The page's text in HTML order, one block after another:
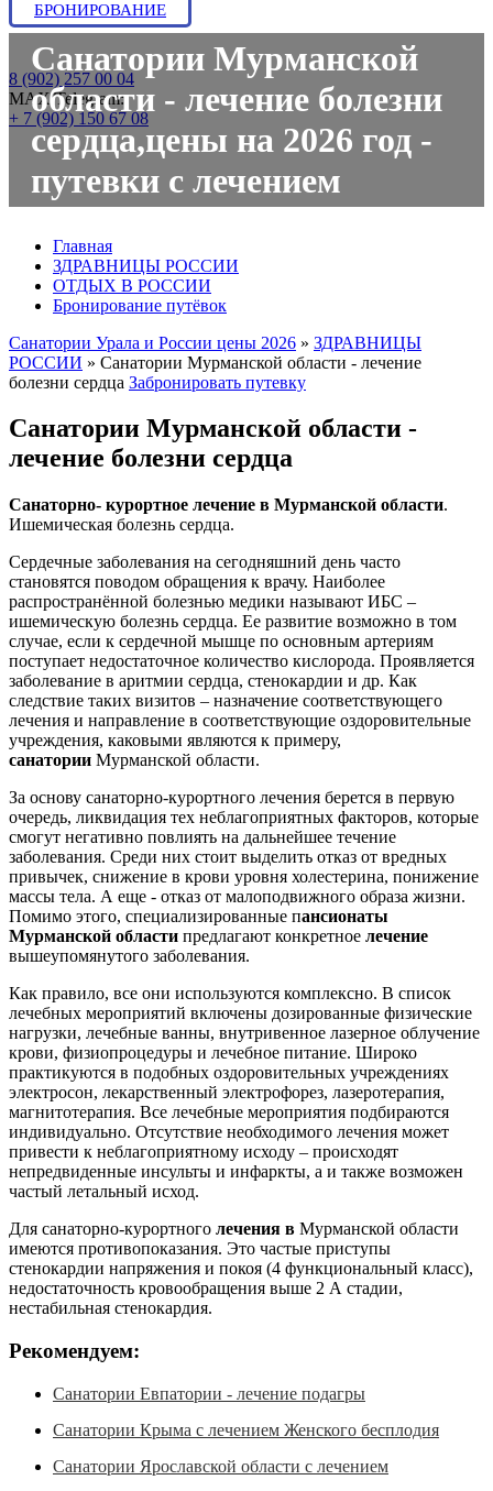
БРОНИРОВАНИЕ
8 (902) 257 00 04
МАХ/Telegram:
+ 7 (902) 150 67 08
Санатории Мурманской
области - лечение болезни
сердца,цены на 2026 год -
путевки с лечением
Главная
ЗДРАВНИЦЫ РОССИИ
ОТДЫХ В РОССИИ
Бронирование путёвок
Санатории Урала и России цены 2026 » ЗДРАВНИЦЫ
РОССИИ » Санатории Мурманской области - лечение
болезни сердца Забронировать путевку
Санатории Мурманской области -
лечение болезни сердца
Санаторно- курортное лечение в Мурманской области.
Ишемическая болезнь сердца.
Сердечные заболевания на сегодняшний день часто
становятся поводом обращения к врачу. Наиболее
распространённой болезнью медики называют ИБС –
ишемическую болезнь сердца. Ее развитие возможно в том
случае, если к сердечной мышце по основным артериям
поступает недостаточное количество кислорода. Проявляется
заболевание в аритмии сердца, стенокардии и др. Как
следствие таких визитов – назначение соответствующего
лечения и направление в соответствующие оздоровительные
учреждения, каковыми являются к примеру,
санатории Мурманской области.
За основу санаторно-курортного лечения берется в первую
очередь, ликвидация тех неблагоприятных факторов, которые
смогут негативно повлиять на дальнейшее течение
заболевания. Среди них стоит выделить отказ от вредных
привычек, снижение в крови уровня холестерина, понижение
массы тела. А еще - отказ от малоподвижного образа жизни.
Помимо этого, специализированные пансионаты
Мурманской области предлагают конкретное лечение
вышеупомянутого заболевания.
Как правило, все они используются комплексно. В список
лечебных мероприятий включены дозированные физические
нагрузки, лечебные ванны, внутривенное лазерное облучение
крови, физиопроцедуры и лечебное питание. Широко
практикуются в подобных оздоровительных учреждениях
электросон, лекарственный электрофорез, лазеротерапия,
магнитотерапия. Все лечебные мероприятия подбираются
индивидуально. Отсутствие необходимого лечения может
привести к неблагоприятному исходу – происходят
непредвиденные инсульты и инфаркты, а и также возможен
частый летальный исход.
Для санаторно-курортного лечения в Мурманской области
имеются противопоказания. Это частые приступы
стенокардии напряжения и покоя (4 функциональный класс),
недостаточность кровообращения выше 2 А стадии,
нестабильная стенокардия.
Рекомендуем:
Санатории Евпатории - лечение подагры
Санатории Крыма с лечением Женского бесплодия
Санатории Ярославской области с лечением